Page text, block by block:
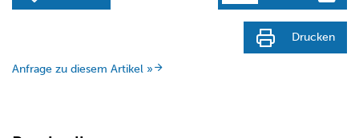
Drucken
Anfrage zu diesem Artikel »